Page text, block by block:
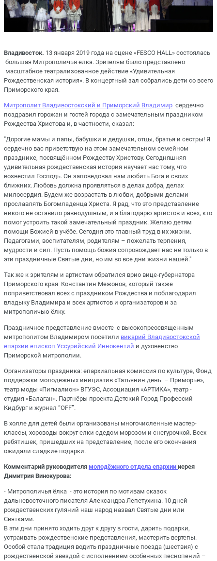
Владивосток. 13 января 2019 года на сцене «FESCO HALL» состоялась
большая Митрополичья елка. Зрителям было представлено
масштабное театрализованное действие «Удивительная
Рождественская история». В концертный зал собрались дети со всего
Приморского края.
Митрополит Владивостокский и Приморский Владимир сердечно
поздравил горожан и гостей города с замечательным праздником
Рождества Христова и, в частности, сказал:
"Дорогие мамы и папы, бабушки и дедушки, отцы, братья и сестры! Я
сердечно вас приветствую на этом замечательном семейном
празднике, посвящённом Рождеству Христову. Сегодняшняя
удивительная рождественская история научает нас тому, что
возвестил Господь. Он заповедовал нам любить Бога и своих
ближних. Любовь должна проявляться в делах добра, делах
милосердия. Будем же возрастать в любви, добрыми делами
прославлять Богомладенца Христа. Я рад, что это представление
никого не оставило равнодушным, и я благодарю артистов и всех, кто
помог устроить такой замечательный праздник. Желаю детям
помощи Божией в учёбе. Сегодня это главный труд в их жизни.
Педагогами, воспитателям, родителям – пожелать терпения,
мудрости и сил. Пусть помощь божия сопровождает нас не только в
эти праздничные Святые дни, но им во все дни жизни нашей."
Так же к зрителям и артистам обратился врио вице-губернатора
Приморского края Константин Межонов, который также
поприветствовал всех с праздником Рождества и поблагодарил
владыку Владимира и всех артистов и организаторов и за
митрополичью ёлку.
Праздничное представление вместе с высокопреосвященным
митрополитом Владимиром посетили викарий Владивостокской
епархии епископ Уссурийский Иннокентий и духовенство
Приморской митрополии.
Организаторы праздника: епархиальная комиссия по культуре, Фонд
поддержки молодежных инициатив «Татьянин день – Приморье»,
театр моды «Пигмалион» ВГУЭС, Ассоциация «АРТИКА», театр -
студия «Балаган». Партнёры проекта Детский Город Профессий
Кидбург и журнал “OFF”.
В холле для детей были организованы многочисленные мастер-
классы, хороводы вокруг елки сдедом морозом и снегурочкой. Всех
ребятишек, пришедших на представление, после его окончания
ожидали сладкие подарки.
Комментарий руководителя молодёжного отдела епархии иерея
Димитрия Винокурова:
- Митрополичья ёлка - это история по мотивам сказок
дальневосточного писателя Александра Лепетухина. 10 дней
рождественских гуляний наш народ назвал Святые дни или
Святками.
В эти дни принято ходить друг к другу в гости, дарить подарки,
устраивать рождественские представления, мастерить вертепы.
Особой стала традиция водить праздничные поезда (шествия) с
рождественской звездой с исполнением особенных песнопений –